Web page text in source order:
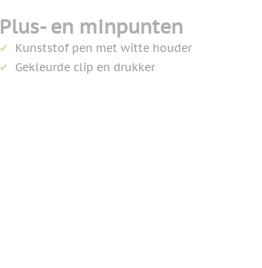
Plus- en minpunten
Kunststof pen met witte houder
Gekleurde clip en drukker